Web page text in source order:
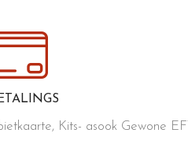
Kits- asook Gewone EFT